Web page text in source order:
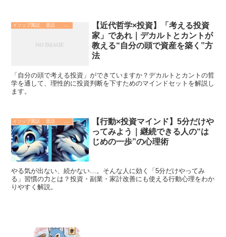
イソップ寓話 昔話 故事成語. 哲学 歴史
【近代哲学×投資】「考える投資
家」であれ｜デカルトとカントが
教える“自分の頭で資産を築く”方
法
「自分の頭で考える投資」ができていますか？デカルトとカントの哲
学を通して、理性的に投資判断を下すためのマインドセットを解説し
ます。
【行動×投資マインド】5分だけや
ってみよう｜継続できる人の“は
じめの一歩”の心理術
やる気が出ない、続かない…。そんな人に効く「5分だけやってみ
る」習慣の力とは？投資・副業・家計改善にも使える行動心理をわか
りやすく解説。